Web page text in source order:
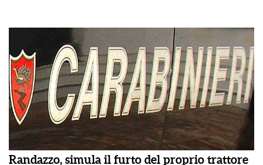
Randazzo, simula il furto del proprio trattore